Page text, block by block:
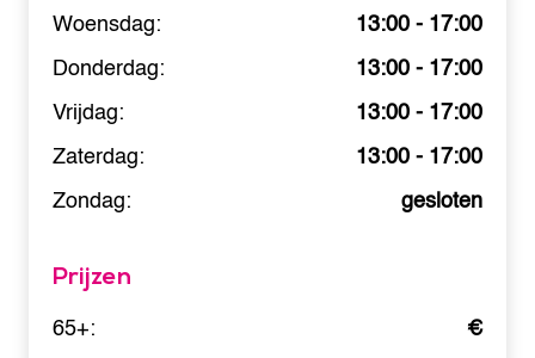
Woensdag:
13:00 - 17:00
Donderdag:
13:00 - 17:00
Vrijdag:
13:00 - 17:00
Zaterdag:
13:00 - 17:00
Zondag:
gesloten
Prijzen
65+: €